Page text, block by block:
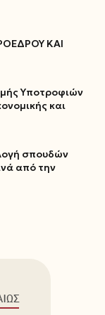
ΚΑΙ
Υποτροφιών
και
σπουδών
από την